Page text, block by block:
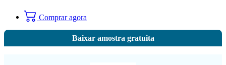
Comprar agora
Baixar amostra gratuita